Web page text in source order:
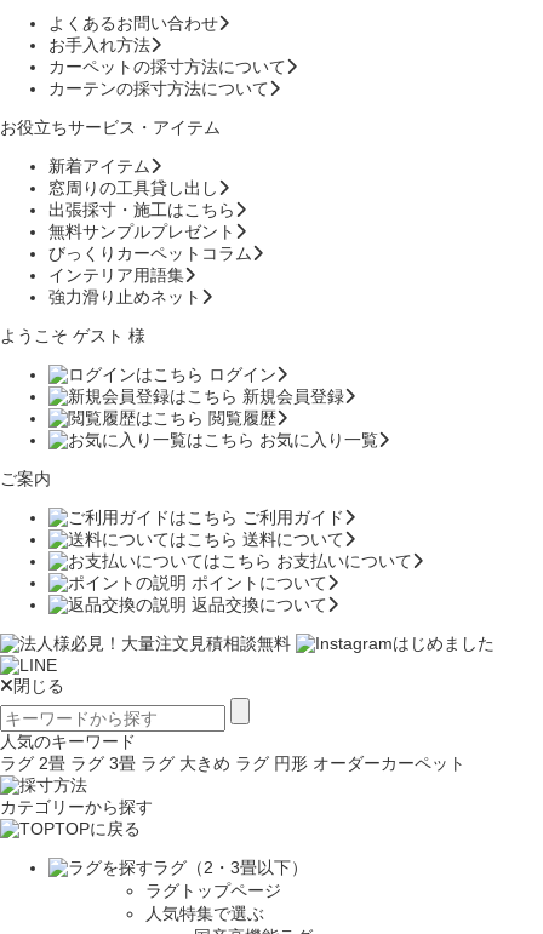
よくあるお問い合わせ
お手入れ方法
カーペットの採寸方法について
カーテンの採寸方法について
お役立ちサービス・アイテム
新着アイテム
窓周りの工具貸し出し
出張採寸・施工はこちら
無料サンプルプレゼント
びっくりカーペットコラム
インテリア用語集
強力滑り止めネット
ようこそ ゲスト 様
ログイン
新規会員登録
閲覧履歴
お気に入り一覧
ご案内
ご利用ガイド
送料について
お支払いについて
ポイントについて
返品交換について
閉じる
人気のキーワード
ラグ 2畳 ラグ 3畳 ラグ 大きめ ラグ 円形 オーダーカーペット
カテゴリーから探す
TOPに戻る
ラグ（2・3畳以下）
ラグトップページ
人気特集で選ぶ